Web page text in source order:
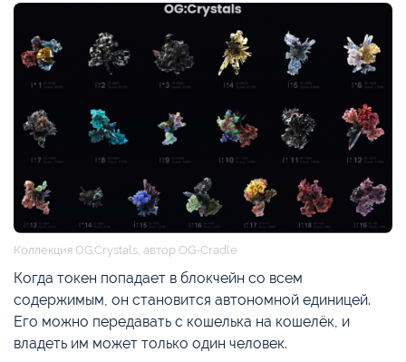
Коллекция OG:Crystals, автор OG-Cradle
Когда токен попадает в блокчейн со всем
содержимым, он становится автономной единицей.
Его можно передавать с кошелька на кошелёк, и
владеть им может только один человек.